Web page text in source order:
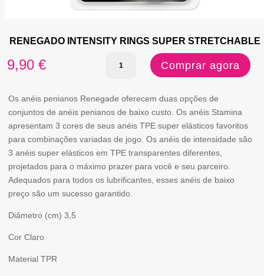
RENEGADO INTENSITY RINGS SUPER STRETCHABLE
9,90 €
Quantidade
RENEGADO
INTENSITY
RINGS
SUPER
STRETCHABLE
Comprar agora
Os anéis penianos Renegade oferecem duas opções de
conjuntos de anéis penianos de baixo custo. Os anéis Stamina
apresentam 3 cores de seus anéis TPE super elásticos favoritos
para combinações variadas de jogo. Os anéis de intensidade são
3 anéis super elásticos em TPE transparentes diferentes,
projetados para o máximo prazer para você e seu parceiro.
Adequados para todos os lubrificantes, esses anéis de baixo
preço são um sucesso garantido.
Diâmetro (cm) 3,5
Cor Claro
Material TPR